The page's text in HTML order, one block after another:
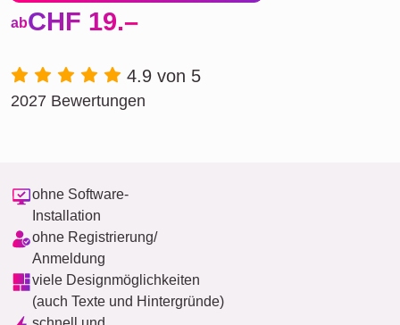
abCHF 19.–
4.9 von 5
2027 Bewertungen
ohne Software-
Installation
ohne Registrierung/
Anmeldung
viele Designmöglichkeiten
(auch Texte und Hintergründe)